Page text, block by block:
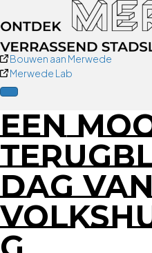
Bouwen aan Merwede
Merwede Lab
EEN
DAG